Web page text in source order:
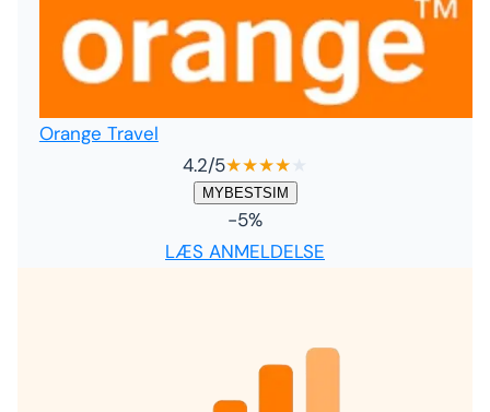
Orange Travel
4.2/5★★★★
MYBESTSIM
-5%
LÆS ANMELDELSE